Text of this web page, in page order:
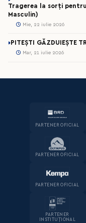
Tragerea la sorți pentru
Masculin)
Mie, 22 iulie 2026
PITEȘTI GĂZDUIEȘTE
Mar, 21 iulie 2026
PARTENER OFICIAL
PARTENER OFICIAL
PARTENER OFICIAL
PARTENER
INSTITUȚIONAL